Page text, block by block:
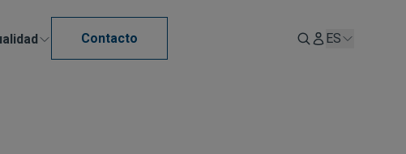
Contacto ES